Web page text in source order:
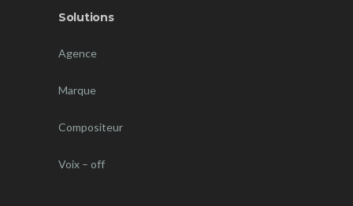
Solutions
Agence
Marque
Compositeur
Voix – off